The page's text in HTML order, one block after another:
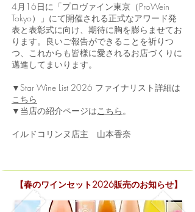
4月16日に「プロヴァイン東京（ProWein
Tokyo）」にて開催される正式なアワード発
表と表彰式に向け、期待に胸を膨らませてお
ります。良いご報告ができることを祈りつ
つ、これからも皆様に愛されるお店づくりに
邁進してまいります。
▼Star Wine List 2026 ファイナリスト詳細は
こちら
▼当店の紹介ページはこちら。
イルドコリンヌ店主 山本香奈
【春のワインセット2026販売のお知らせ】